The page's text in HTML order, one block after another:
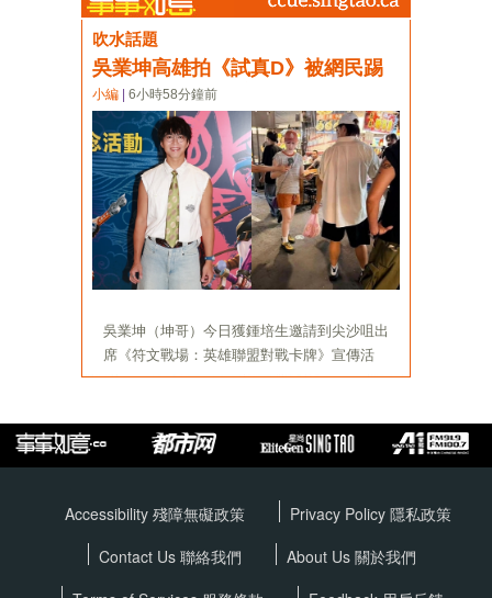
Accessibility 殘障無礙政策 Privacy Policy 隱私政策
Contact Us 聯絡我們
About Us 關於我們